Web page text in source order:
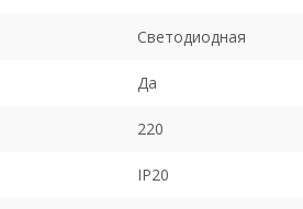
Светодиодная
Да
220
IP20